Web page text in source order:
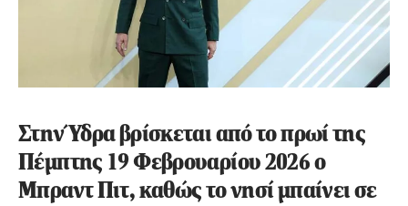
Στην Ύδρα βρίσκεται από το πρωί της
Πέμπτης 19 Φεβρουαρίου 2026 ο
Μπραντ Πιτ, καθώς το νησί μπαίνει σε